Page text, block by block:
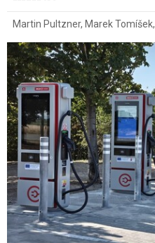
Martin Pultzner, Marek Tomíšek,